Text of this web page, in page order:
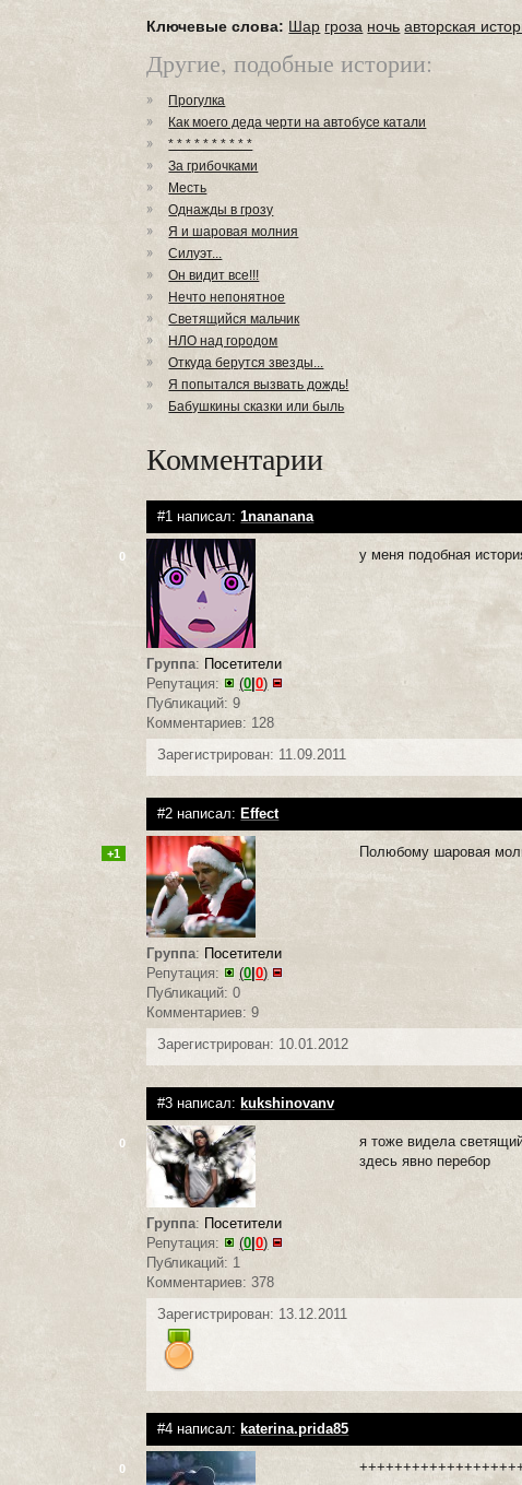
Ключевые слова: Шар гроза ночь авторская
Другие, подобные истории:
Прогулка
Как моего деда черти на автобусе катали
* * * * * * * * * *
За грибочками
Месть
Однажды в грозу
Я и шаровая молния
Силуэт...
Он видит все!!!
Нечто непонятное
Светящийся мальчик
НЛО над городом
Откуда берутся звезды...
Я попытался вызвать дождь!
Бабушкины сказки или быль
Комментарии
#1 написал:1nananana
0
Группа: Посетители
Репутация:
(0 |0)
Публикаций: 9
Комментариев: 128
у меня подобная
Зарегистрирован: 11.09.2011
#2 написал: Effect
+1
Группа: Посетители
Репутация:
(0 |0)
Публикаций: 0
Комментариев: 9
Полюбому шаровая
Зарегистрирован: 10.01.2012
#3 написал: kukshinovanv
0
Группа: Посетители
Репутация:
(0 |0)
Публикаций: 1
Комментариев: 378
я тоже видела
здесь явно перебор
Зарегистрирован: 13.12.2011
#4 написал: katerina.prida85
0